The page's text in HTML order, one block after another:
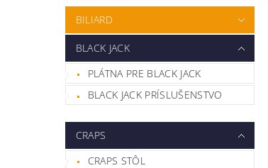
PLÁTNA PRE POKER
POKROVÉ
POKROVÉ STOLY
RULETA
VYBAVENIE HERNÍ
ŽETÓNY
BILIARD
BLACK JACK
PLÁTNA PRE BLACK JACK
BLACK JACK PRÍSLUŠENSTVO
CRAPS
CRAPS STÔL